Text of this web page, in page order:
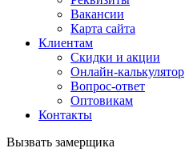
Вакансии
Карта сайта
Клиентам
Скидки и акции
Онлайн-калькулятор
Вопрос-ответ
Оптовикам
Контакты
Вызвать замерщика